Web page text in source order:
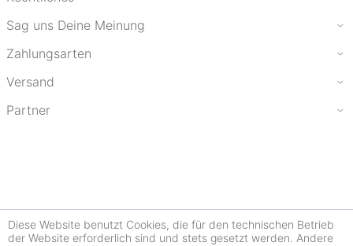
Sag uns Deine Meinung
Zahlungsarten
Versand
Partner
Diese Website benutzt Cookies, die für den technischen Betrieb
der Website erforderlich sind und stets gesetzt werden. Andere